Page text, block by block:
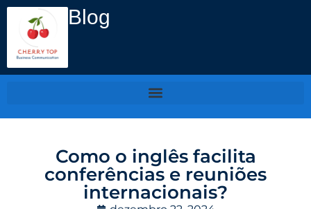
Blog
Como o inglês facilita
conferências e reuniões
internacionais?